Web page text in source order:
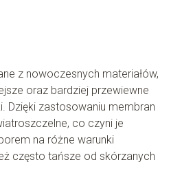
z nowoczesnych materiałów,
oraz bardziej przewiewne
Dzięki zastosowaniu membran
co czyni je
na różne warunki
często tańsze od skórzanych